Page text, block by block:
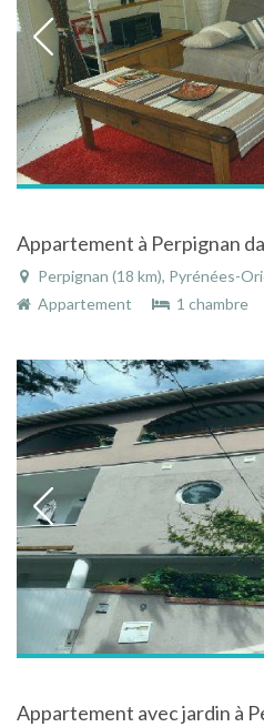
Perpignan (18 km), Pyrénées-Orientales,
Appartement
1 chambre